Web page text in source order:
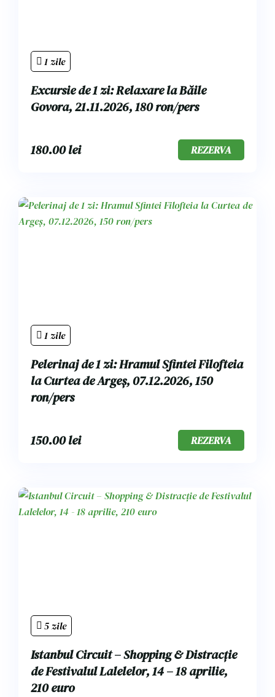
1 zile
Excursie de 1 zi: Relaxare la Băile
Govora, 21.11.2026, 180 ron/pers
180.00lei REZERVA
1 zile
Pelerinaj de 1 zi: Hramul Sfintei Filofteia
la Curtea de Argeș, 07.12.2026, 150
ron/pers
150.00lei REZERVA
5 zile
Istanbul Circuit – Shopping & Distracție
de Festivalul Lalelelor, 14 – 18 aprilie,
210 euro